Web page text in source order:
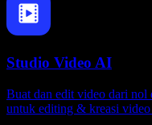
Studio Video AI
Buat dan edit video dari
untuk editing & kreasi